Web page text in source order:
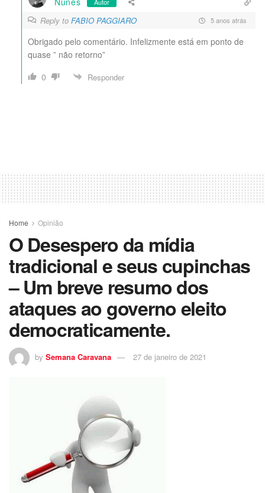
Autor
Reply to FABIO PAGGIARO 5 anos atrás
Obrigado pelo comentário. Infelizmente está em ponto de
quase ” não retorno”
0
Responder
Home Opinião
O Desespero da mídia
tradicional e seus cupinchas
– Um breve resumo dos
ataques ao governo eleito
democraticamente.
by Semana Caravana 27 de janeiro de 2021